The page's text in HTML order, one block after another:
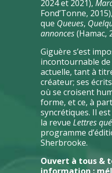
2024 et 2021),
Fond’Tonne,
que Queues,
annonces(Hamac,
Giguère s’est
incontournable
actuelle, tant à
créateur; ses
où se croisent
forme, et ce, à
syncrétiques. Il
la revue Lettres
programme
Sherbrooke.
Ouvert à tous &